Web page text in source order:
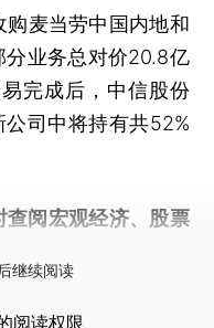
购麦当劳中国内地和
业务总对价20.8亿
完成后，中信股份
公司中将持有共52%
查阅宏观经济、股票
继续阅读
阅读权限